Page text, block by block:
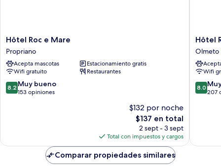
Hôtel
Roc
e
Mare
Propriano
Hôtel Roc e Mare
Propriano
Acepta mascotas
Estacionamiento gratis
Wifi gratuito
Restaurantes
8.2
de
8.2 Muy bueno
153 opiniones
$132 por noche
El
precio
actual
es
de
$137
$137 en total
2 sept - 3 sept
Total con impuestos y cargos
Hôtel
U
Santa
Maria
Olmeto
Hôtel
Olmeto
Wifi
8.0
de
8.0
207
Comparar propiedades similares